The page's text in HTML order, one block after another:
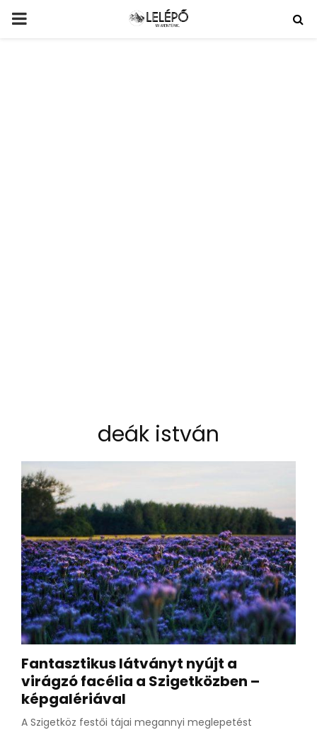
PRIMARY
deák istván
Fantasztikus látványt nyújt a
virágzó facélia a Szigetközben –
képgalériával
A Szigetköz festői tájai megannyi meglepetést